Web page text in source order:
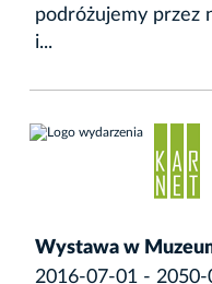
podróżujemy przez
i...
Wystawa w
2016-07-01 - 2050-